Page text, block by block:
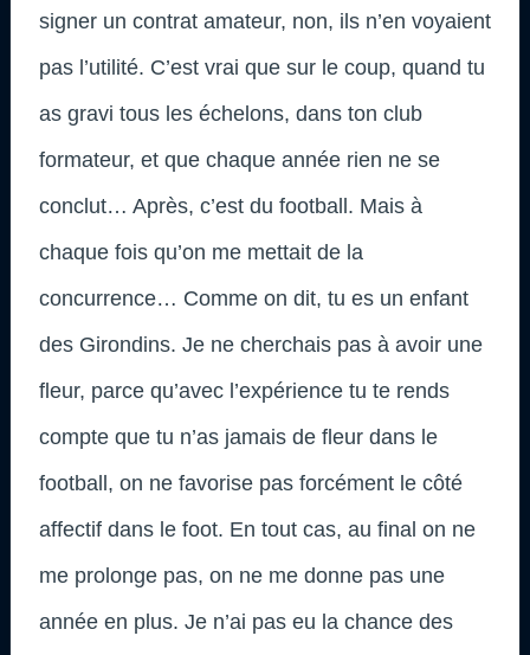
signer un contrat amateur, non, ils n’en voyaient
pas l’utilité. C’est vrai que sur le coup, quand tu
as gravi tous les échelons, dans ton club
formateur, et que chaque année rien ne se
conclut… Après, c’est du football. Mais à
chaque fois qu’on me mettait de la
concurrence… Comme on dit, tu es un enfant
des Girondins. Je ne cherchais pas à avoir une
fleur, parce qu’avec l’expérience tu te rends
compte que tu n’as jamais de fleur dans le
football, on ne favorise pas forcément le côté
affectif dans le foot. En tout cas, au final on ne
me prolonge pas, on ne me donne pas une
année en plus. Je n’ai pas eu la chance des